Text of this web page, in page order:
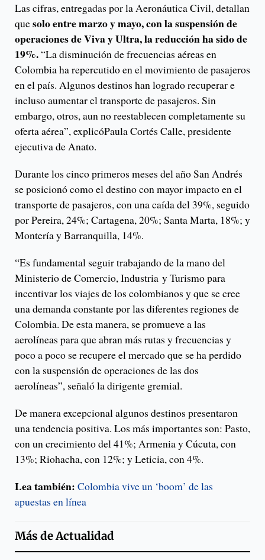
Las cifras, entregadas por la Aeronáutica Civil, detallan
quesolo entre marzo y mayo, con la suspensión de
operaciones de Viva y Ultra, la reducción ha sido de
19%.“La disminución de frecuencias aéreas en
Colombia ha repercutido en el movimiento de pasajeros
en el país. Algunos destinos han logrado recuperar e
incluso aumentar el transporte de pasajeros. Sin
embargo, otros, aun no reestablecen completamente su
oferta aérea”, explicóPaula Cortés Calle, presidente
ejecutiva de Anato.
Durante los cinco primeros meses del año San Andrés
se posicionó como el destino con mayor impacto en el
transporte de pasajeros, con una caída del 39%, seguido
por Pereira, 24%; Cartagena, 20%; Santa Marta, 18%; y
Montería y Barranquilla, 14%.
“Es fundamental seguir trabajando de la mano del
Ministerio de Comercio, Industria y Turismo para
incentivar los viajes de los colombianos y que se cree
una demanda constante por las diferentes regiones de
Colombia. De esta manera, se promueve a las
aerolíneas para que abran más rutas y frecuencias y
poco a poco se recupere el mercado que se ha perdido
con la suspensión de operaciones de las dos
aerolíneas”, señaló la dirigente gremial.
De manera excepcional algunos destinos presentaron
una tendencia positiva. Los más importantes son: Pasto,
con un crecimiento del 41%; Armenia y Cúcuta, con
13%; Riohacha, con 12%; y Leticia, con 4%.
Lea también: Colombia vive un ‘boom’ de las
apuestas en línea
Más deActualidad